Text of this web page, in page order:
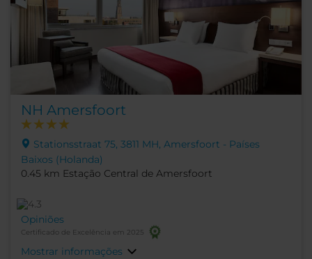
NH Amersfoort
Stationsstraat 75, 3811 MH, Amersfoort - Países
Baixos (Holanda)
0.45 km Estação Central de Amersfoort
Opiniões
Certificado de Excelência em 2025
Mostrar informações